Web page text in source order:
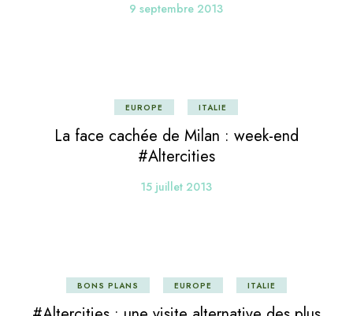
9 septembre 2013
EUROPE ITALIE
La face cachée de Milan : week-end
#Altercities
15 juillet 2013
BONS PLANS EUROPE ITALIE